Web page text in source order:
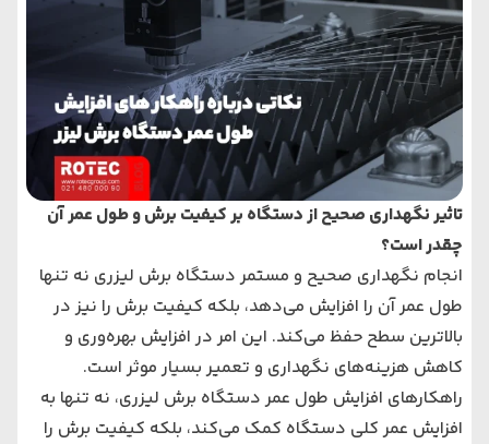
تاثیر نگهداری صحیح از دستگاه بر کیفیت برش و طول عمر آن
چقدر است؟
انجام نگهداری صحیح و مستمر دستگاه برش لیزری نه تنها
طول عمر آن را افزایش می‌دهد، بلکه کیفیت برش را نیز در
بالاترین سطح حفظ می‌کند. این امر در افزایش بهره‌وری و
کاهش هزینه‌های نگهداری و تعمیر بسیار موثر است.
راهکارهای افزایش طول عمر دستگاه برش لیزری، نه تنها به
افزایش عمر کلی دستگاه کمک می‌کند، بلکه کیفیت برش را